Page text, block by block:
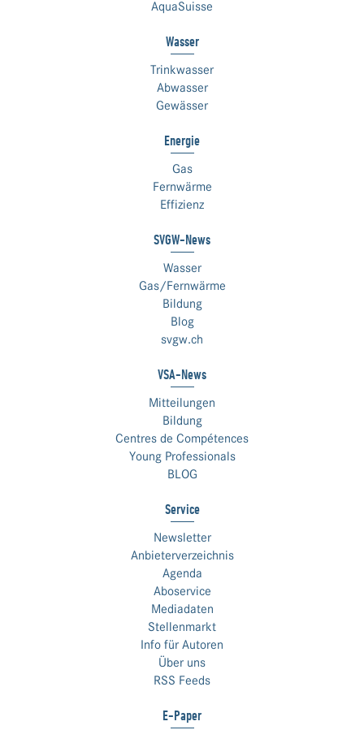
AquaSuisse
Wasser
Trinkwasser
Abwasser
Gewässer
Energie
Gas
Fernwärme
Effizienz
SVGW-News
Wasser
Gas/Fernwärme
Bildung
Blog
svgw.ch
VSA-News
Mitteilungen
Bildung
Centres de Compétences
Young Professionals
BLOG
Service
Newsletter
Anbieterverzeichnis
Agenda
Aboservice
Mediadaten
Stellenmarkt
Info für Autoren
Über uns
RSS Feeds
E-Paper